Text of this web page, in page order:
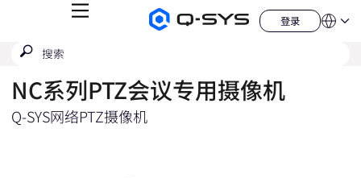
Q-
产
品
主
菜
登录
登
录
语
QSYS.com (English)
Deutsch
Español
Français
提
搜
索
NC系列PTZ会议专用摄像机
Q-SYS网络PTZ摄像机